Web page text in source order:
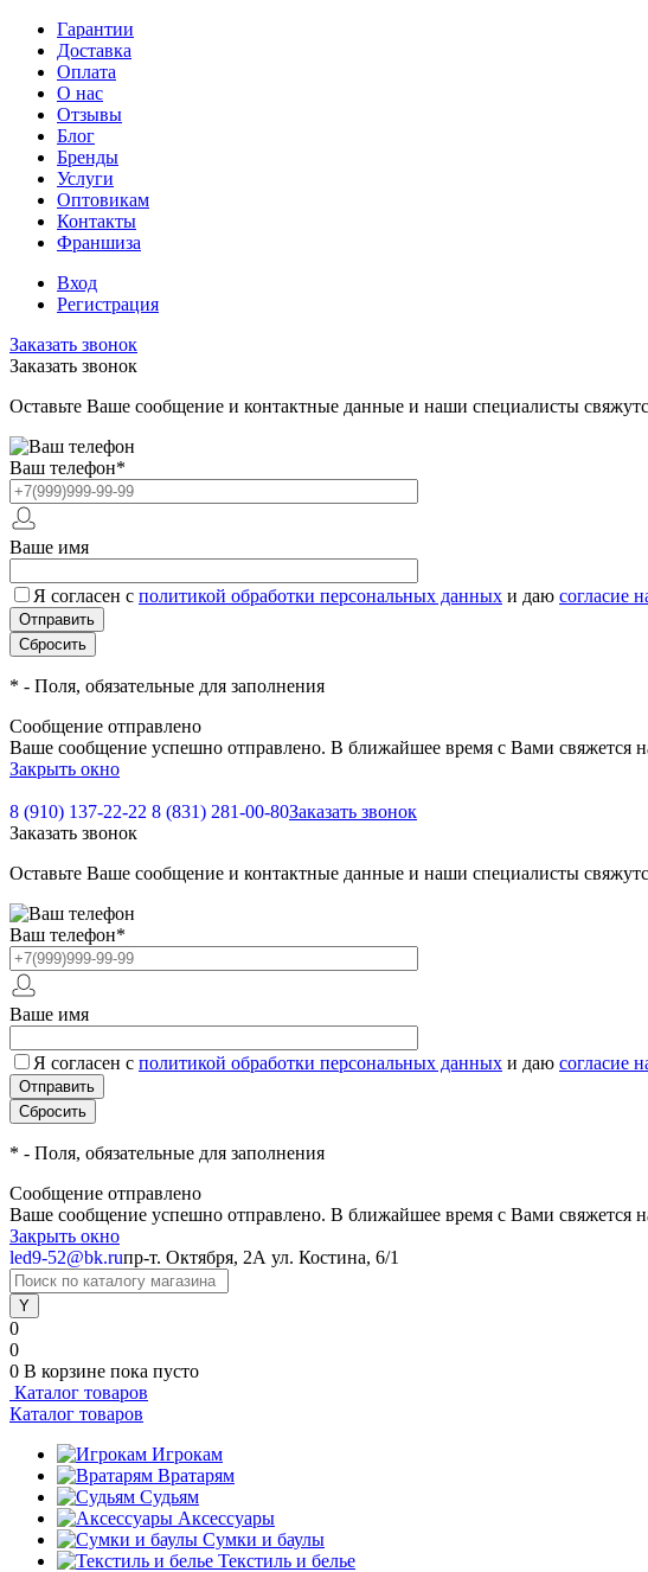
Гарантии
Доставка
Оплата
О нас
Отзывы
Блог
Бренды
Услуги
Оптовикам
Контакты
Франшиза
Вход
Регистрация
Заказать звонок
Заказать звонок
Оставьте Ваше сообщение и контактные данные и наши специалисты
Ваш телефон*
Ваше имя
Я согласен с политикой обработки персональных данных и даю согласие
* - Поля, обязательные для заполнения
Сообщение отправлено
Ваше сообщение успешно отправлено. В ближайшее время с Вами свяжется
Закрыть окно
8 (910) 137-22-22 8 (831) 281-00-80Заказать звонок
Заказать звонок
Оставьте Ваше сообщение и контактные данные и наши специалисты
Ваш телефон*
Ваше имя
Я согласен с политикой обработки персональных данных и даю согласие
* - Поля, обязательные для заполнения
Сообщение отправлено
Ваше сообщение успешно отправлено. В ближайшее время с Вами свяжется
Закрыть окно
led9-52@bk.ruпр-т. Октября, 2А ул. Костина, 6/1
0
0
0 В корзине пока пусто
Каталог товаров
Каталог товаров
Игрокам
Вратарям
Судьям
Аксессуары
Сумки и баулы
Текстиль и белье